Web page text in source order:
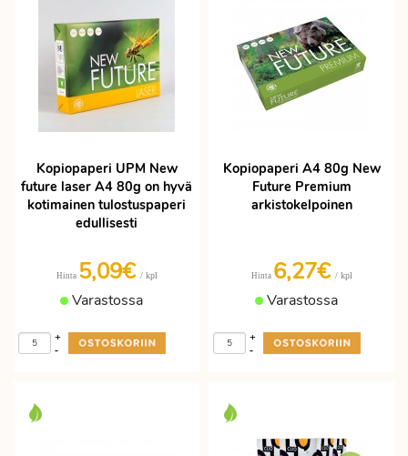
Kopiopaperi UPM New
future laser A4 80g on hyvä
kotimainen tulostuspaperi
edullisesti
Hinta 5,09€ / kpl
Varastossa
-
+
Kopiopaperi A4 80g New
Future Premium
arkistokelpoinen
Hinta 6,27€ / kpl
Varastossa
-
+